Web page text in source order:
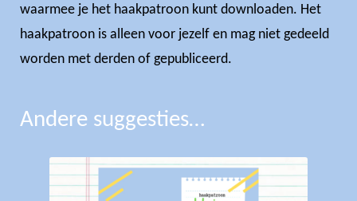
waarmee je het haakpatroon kunt downloaden. Het
haakpatroon is alleen voor jezelf en mag niet gedeeld
worden met derden of gepubliceerd.
Andere suggesties…